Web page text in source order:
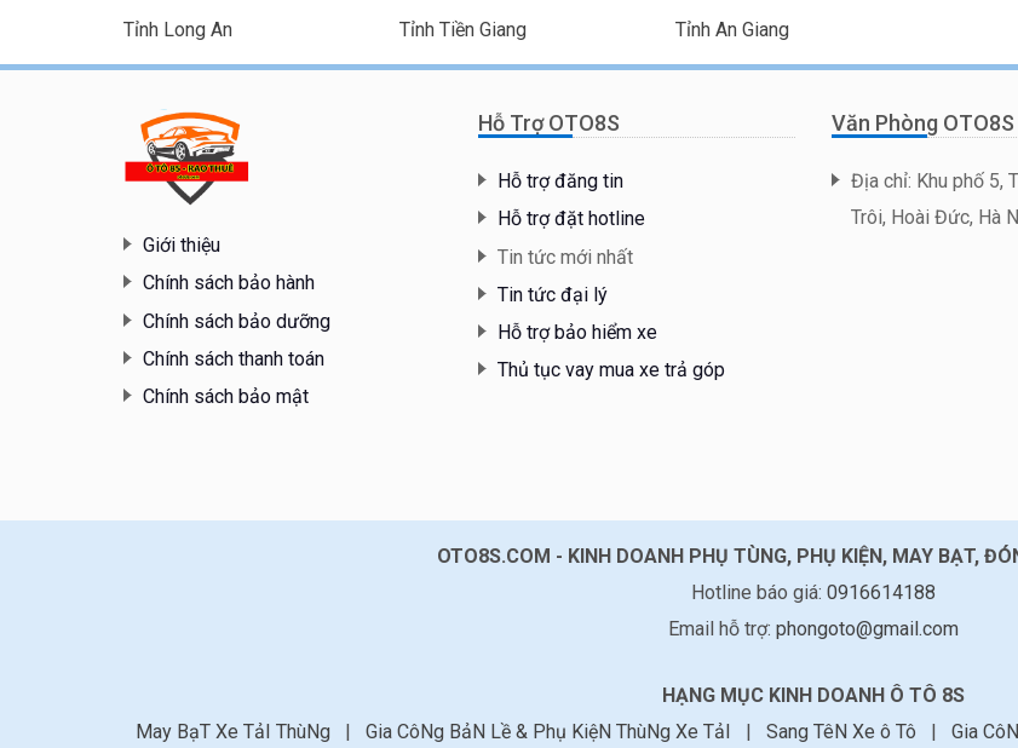
Tỉnh Long An
Tỉnh Tiền Giang Tỉnh An Giang
Giới thiệu
Chính sách bảo hành
Chính sách bảo dưỡng
Chính sách thanh toán
Chính sách bảo mật
Hỗ Trợ OTO8S
Hỗ trợ đăng tin
Hỗ trợ đặt hotline
Tin tức mới nhất
Tin tức đại lý
Hỗ trợ bảo hiểm xe
Thủ tục vay mua xe trả góp
Văn Phòng OTO8S
Địa chỉ: Khu phố 5,
Trôi, Hoài Đức, Hà
OTO8S.COM - KINH DOANH PHỤ TÙNG, PHỤ KIỆN, MAY BẠT,
Hotline báo giá: 0916614188
Email hỗ trợ: phongoto@gmail.com
HẠNG MỤC KINH DOANH Ô TÔ 8S
May BạT Xe TảI ThùNg
| Gia CôNg BảN Lề & Phụ KiệN ThùNg Xe TảI | Sang TêN Xe ô Tô | Gia